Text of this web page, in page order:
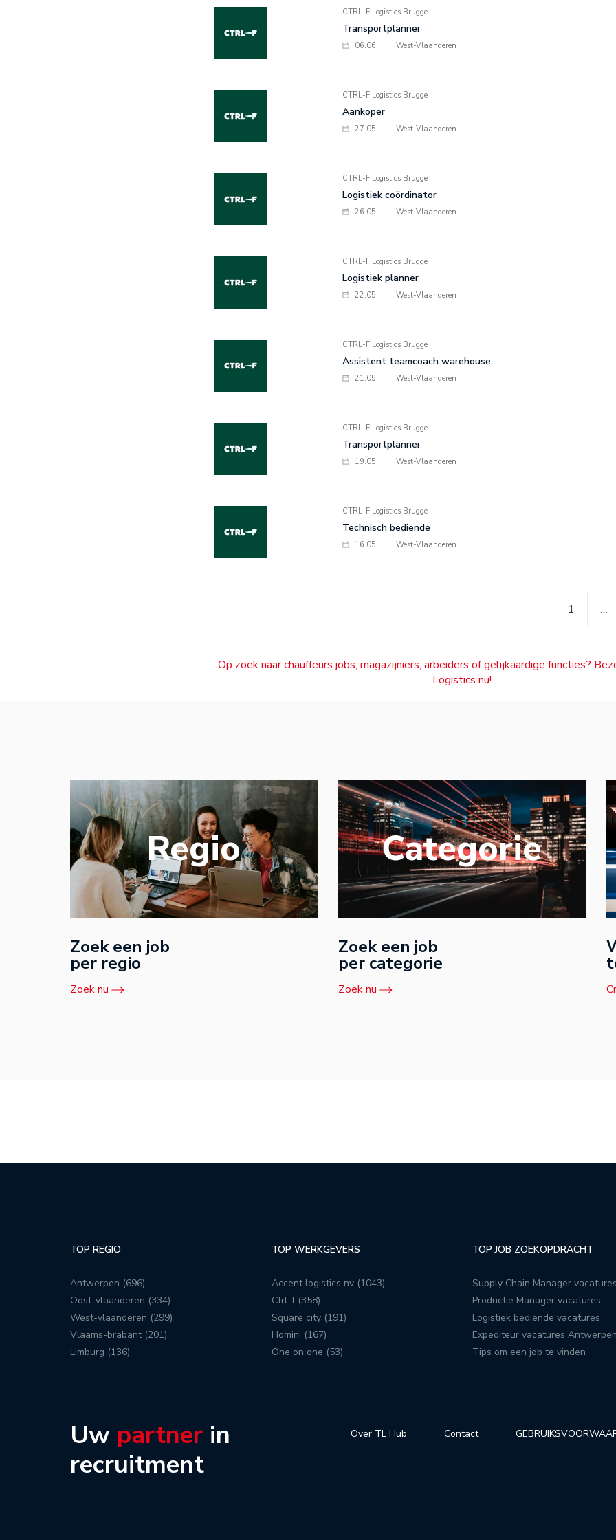
CTRL-F Logistics Brugge
Transportplanner
06.06 West-Vlaanderen
CTRL-F Logistics Brugge
Aankoper
27.05 West-Vlaanderen
CTRL-F Logistics Brugge
Logistiek coördinator
26.05 West-Vlaanderen
CTRL-F Logistics Brugge
Logistiek planner
22.05 West-Vlaanderen
CTRL-F Logistics Brugge
Assistent teamcoach warehouse
21.05 West-Vlaanderen
CTRL-F Logistics Brugge
Transportplanner
19.05 West-Vlaanderen
CTRL-F Logistics Brugge
Technisch bediende
16.05 West-Vlaanderen
1 …
Op zoek naar chauffeurs jobs, magazijniers, arbeiders of gelijkaardige functies?
Logistics nu!
Regio
Zoek een job
per regio
Zoek nu
Categorie
Zoek een job
per categorie
Zoek nu
TOP REGIO
Antwerpen (696)
Oost-vlaanderen (334)
West-vlaanderen (299)
Vlaams-brabant (201)
Limburg (136)
TOP WERKGEVERS
Accent logistics nv (1043)
Ctrl-f (358)
Square city (191)
Homini (167)
One on one (53)
TOP JOB ZOEKOPDRACHT
Supply Chain Manager vacatures
Productie Manager vacatures
Logistiek bediende vacatures
Expediteur vacatures Antwerpen
Tips om een job te vinden
Over TL Hub Contact
Uw partner in
recruitment